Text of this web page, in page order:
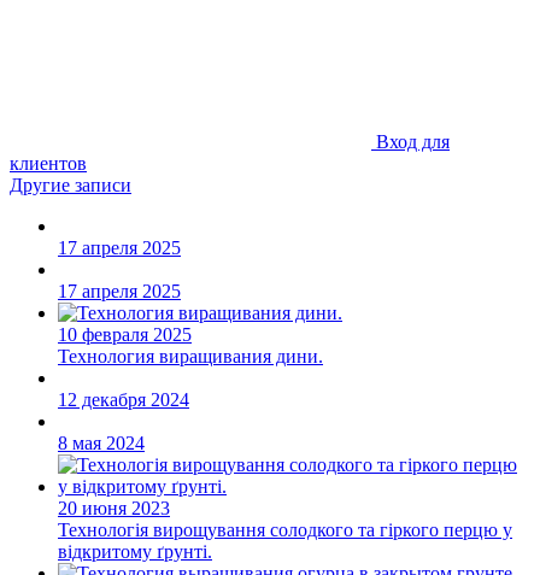
Вход для
клиентов
Другие записи
17 апреля 2025
17 апреля 2025
10 февраля 2025
Технология виращивания дини.
12 декабря 2024
8 мая 2024
20 июня 2023
Технологія вирощування солодкого та гіркого перцю у
відкритому ґрунті.